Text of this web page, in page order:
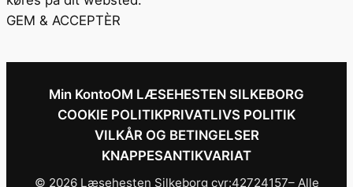
GEM & ACCEPTÈR
Min KontoOM LÆSEHESTEN SILKEBORG
COOKIE POLITIKPRIVATLIVS POLITIK
VILKÅR OG BETINGELSER
KNAPPESANTIKVARIAT
© 2026 Læsehesten Silkeborg cvr:42724157– Alle